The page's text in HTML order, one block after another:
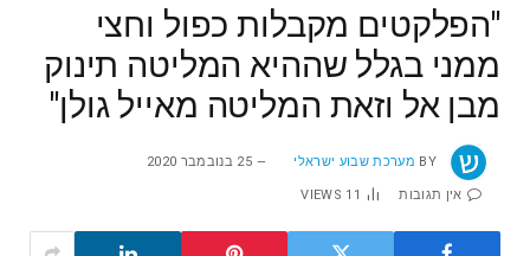
"הפלקטים מקבלות כפול וחצי
ממני בגלל שההיא המליטה תינוק
מבן אל וזאת המליטה מאייל גולן"
BY מערכת שבוע ישראלי 25 בנובמבר 2020
אין תגובות 11
VIEWS